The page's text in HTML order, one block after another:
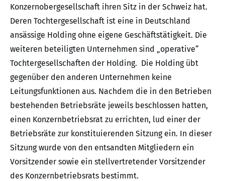
Konzernobergesellschaft ihren Sitz in der Schweiz hat.
Deren Tochtergesellschaft ist eine in Deutschland
ansässige Holding ohne eigene Geschäftstätigkeit. Die
weiteren beteiligten Unternehmen sind „operative“
Tochtergesellschaften der Holding. Die Holding übt
gegenüber den anderen Unternehmen keine
Leitungsfunktionen aus. Nachdem die in den Betrieben
bestehenden Betriebsräte jeweils beschlossen hatten,
einen Konzernbetriebsrat zu errichten, lud einer der
Betriebsräte zur konstituierenden Sitzung ein. In dieser
Sitzung wurde von den entsandten Mitgliedern ein
Vorsitzender sowie ein stellvertretender Vorsitzender
des Konzernbetriebsrats bestimmt.